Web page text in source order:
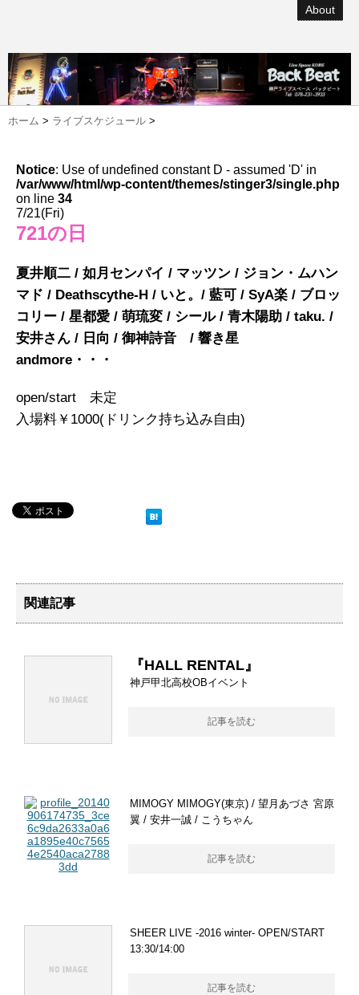
About
ホーム > ライブスケジュール >
Notice: Use of undefined constant D - assumed 'D' in
/var/www/html/wp-content/themes/stinger3/single.php
on line 34
7/21(Fri)
721の日
夏井順二 / 如月センパイ / マッツン / ジョン・ムハン
マド / Deathscythe-H / いと。/ 藍可 / SyA楽 / ブロッ
コリー / 星都愛 / 萌琉変 / シール / 青木陽助 / taku. /
安井さん / 日向 / 御神詩音 / 響き星
andmore・・・
open/start 未定
入場料￥1000(ドリンク持ち込み自由)
関連記事
『HALL RENTAL』
神戸甲北高校OBイベント
記事を読む
MIMOGY MIMOGY(東京) / 望月あづさ 宮原
翼 / 安井一誠 / こうちゃん
記事を読む
SHEER LIVE -2016 winter- OPEN/START
13:30/14:00
記事を読む